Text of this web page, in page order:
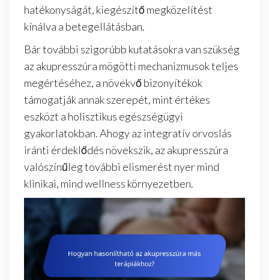
hatékonyságát, kiegészítő megközelítést
kínálva a betegellátásban.
Bár további szigorúbb kutatásokra van szükség
az akupresszúra mögötti mechanizmusok teljes
megértéséhez, a növekvő bizonyítékok
támogatják annak szerepét, mint értékes
eszközt a holisztikus egészségügyi
gyakorlatokban. Ahogy az integratív orvoslás
iránti érdeklődés növekszik, az akupresszúra
valószínűleg további elismerést nyer mind
klinikai, mind wellness környezetben.